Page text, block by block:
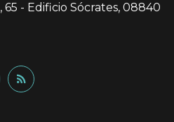
- Edificio Sócrates, 08840